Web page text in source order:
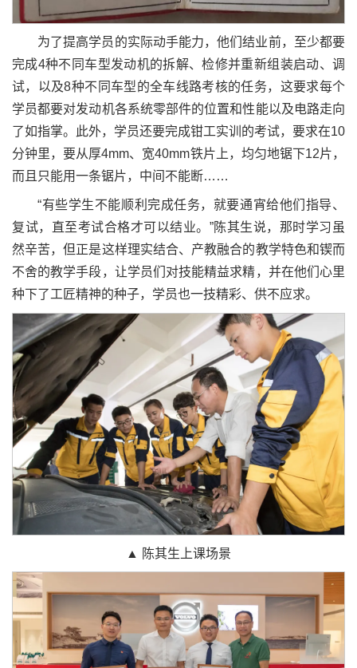
为了提高学员的实际动手能力，他们结业前，至少都要
完成4种不同车型发动机的拆解、检修并重新组装启动、调
试，以及8种不同车型的全车线路考核的任务，这要求每个
学员都要对发动机各系统零部件的位置和性能以及电路走向
了如指掌。此外，学员还要完成钳工实训的考试，要求在10
分钟里，要从厚4mm、宽40mm铁片上，均匀地锯下12片，
而且只能用一条锯片，中间不能断……
“有些学生不能顺利完成任务，就要通宵给他们指导、
复试，直至考试合格才可以结业。”陈其生说，那时学习虽
然辛苦，但正是这样理实结合、产教融合的教学特色和锲而
不舍的教学手段，让学员们对技能精益求精，并在他们心里
种下了工匠精神的种子，学员也一技精彩、供不应求。
▲ 陈其生上课场景